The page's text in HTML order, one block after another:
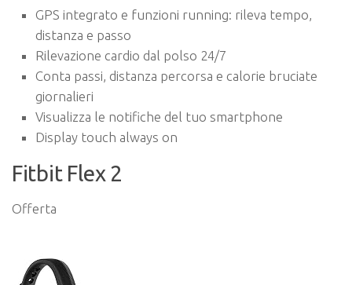
GPS integrato e funzioni running: rileva tempo,
distanza e passo
Rilevazione cardio dal polso 24/7
Conta passi, distanza percorsa e calorie bruciate
giornalieri
Visualizza le notifiche del tuo smartphone
Display touch always on
Fitbit Flex 2
Offerta